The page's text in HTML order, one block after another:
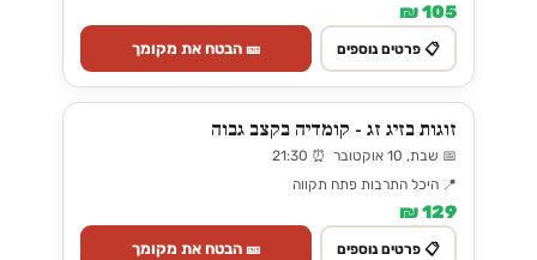
105 ₪
📋 פרטים נוספים 🎫 הבטח את מקומך
זוגות בזיג זג - קומדיה בקצב גבוה
📅 שבת, 10 אוקטובר ⏰ 21:30
📍 היכל התרבות פתח תקווה
129 ₪
📋 פרטים נוספים 🎫 הבטח את מקומך